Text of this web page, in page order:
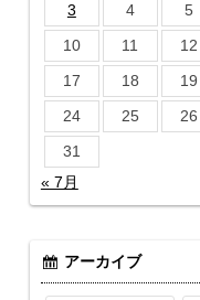
3
4 5
10
11 12
17
18 19
24
25 26
31
« 7月
アーカイブ